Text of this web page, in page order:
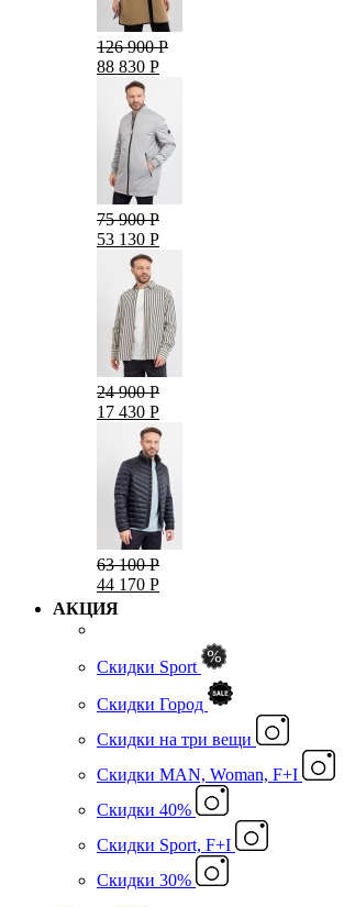
126 900 Р
88 830 Р
75 900 Р
53 130 Р
24 900 Р
17 430 Р
63 100 Р
44 170 Р
АКЦИЯ
Скидки Sport
Скидки Город
Cкидки на три вещи
Скидки MAN, Woman, F+I
Скидки 40%
Скидки Sport, F+I
Скидки 30%